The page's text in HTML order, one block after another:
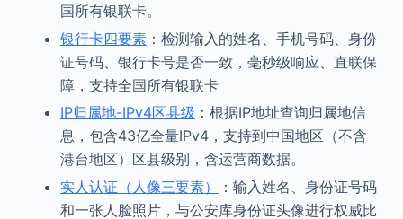
国所有银联卡。
银行卡四要素：检测输入的姓名、手机号码、身份
证号码、银行卡号是否一致，毫秒级响应、直联保
障，支持全国所有银联卡
IP归属地-IPv4区县级 ：根据IP地址查询归属地信
息，包含43亿全量IPv4，支持到中国地区（不含
港台地区）区县级别，含运营商数据。
实人认证（人像三要素）
：输入姓名、身份证号码
和一张人脸照片，与公安库身份证头像进行权威比